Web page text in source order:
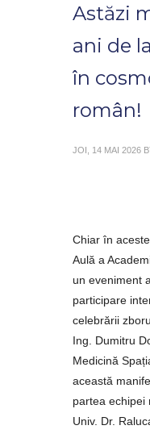
Astăzi
ani de
în
român!
JOI, 14 MAI 2026
Chiar în
Aulă a
un eveniment
participare
celebrării
Ing. Dumitru
Medicină
această
partea echipei
Univ. Dr.